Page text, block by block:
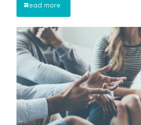
Read more